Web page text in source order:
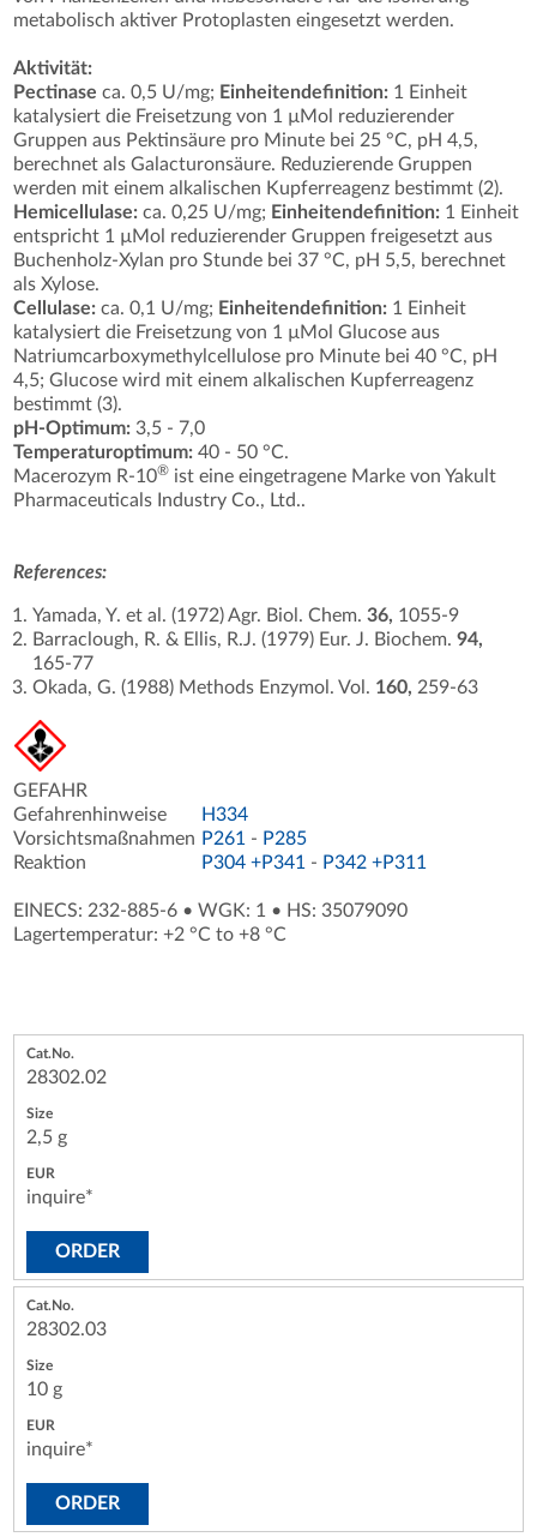
metabolisch aktiver Protoplasten eingesetzt werden.
Aktivität:
Pectinase ca. 0,5 U/mg; Einheitendefinition: 1 Einheit
katalysiert die Freisetzung von 1 µMol reduzierender
Gruppen aus Pektinsäure pro Minute bei 25 °C, pH 4,5,
berechnet als Galacturonsäure. Reduzierende Gruppen
werden mit einem alkalischen Kupferreagenz bestimmt (2).
Hemicellulase:ca. 0,25 U/mg; Einheitendefinition: 1 Einheit
entspricht 1 µMol reduzierender Gruppen freigesetzt aus
Buchenholz-Xylan pro Stunde bei 37 °C, pH 5,5, berechnet
als Xylose.
Cellulase:ca. 0,1 U/mg; Einheitendefinition: 1 Einheit
katalysiert die Freisetzung von 1 µMol Glucose aus
Natriumcarboxymethylcellulose pro Minute bei 40 °C, pH
4,5; Glucose wird mit einem alkalischen Kupferreagenz
bestimmt (3).
pH-Optimum:3,5 - 7,0
Temperaturoptimum:40 - 50 °C.
Macerozym R-10® ist eine eingetragene Marke von Yakult
Pharmaceuticals Industry Co., Ltd..
References:
Yamada, Y. et al. (1972) Agr. Biol. Chem.36, 1055-9
Barraclough, R. & Ellis, R.J. (1979) Eur. J. Biochem.94,
165-77
Okada, G. (1988) Methods Enzymol. Vol. 160, 259-63
GEFAHR
Gefahrenhinweise
H334
Vorsichtsmaßnahmen P261 - P285
Reaktion
P304 +P341 - P342 +P311
EINECS: 232-885-6 •WGK: 1 • HS: 35079090
Lagertemperatur: +2 °C to +8 °C
28302.02
2,5 g
inquire*
ORDER
28302.03
10 g
inquire*
ORDER